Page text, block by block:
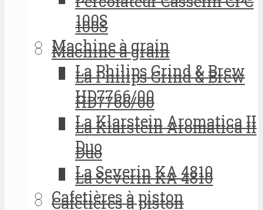
100S
Machine à grain
La Philips Grind & Brew
HD7766/00
La Klarstein Aromatica II
Duo
La Severin KA 4810
Cafetières à piston
100S
Machine à grain
La Philips Grind & Brew
HD7766/00
La Klarstein Aromatica II
Duo
La Severin KA 4810
Cafetières à piston